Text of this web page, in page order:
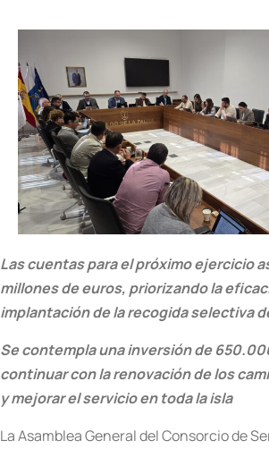
Las cuentas para el próximo ejercicio
millones de euros, priorizando la
implantación de la recogida selectiva
Se contempla una inversión de
continuar con la renovación de los
y mejorar el servicio en toda la isla
La Asamblea General del Consorcio de